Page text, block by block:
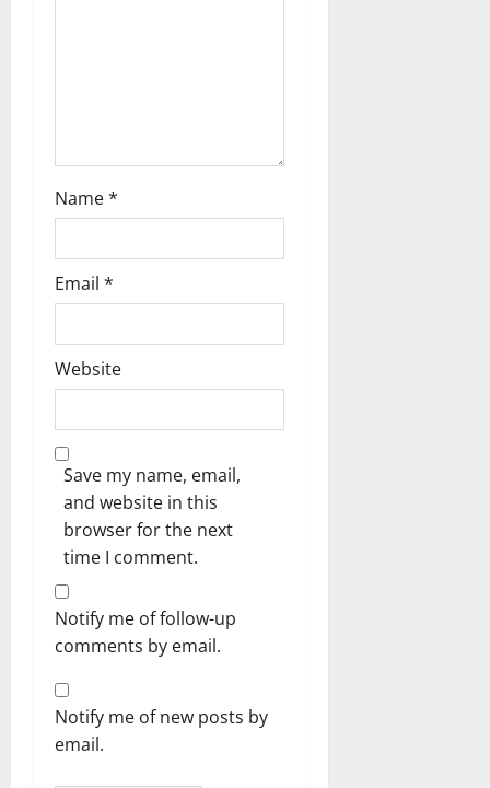
Name*
Email *
Website
Save my name, email,
and website in this
browser for the next
time I comment.
Notify me of follow-up
comments by email.
Notify me of new posts by
email.